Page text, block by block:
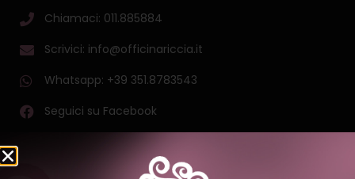
Chiamaci: 011.885884
Scrivici: info@officinariccia.it
Whatsapp: +39 351.8783543
Seguici su Facebook